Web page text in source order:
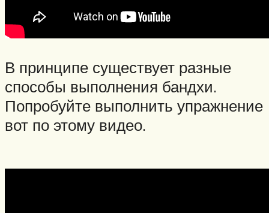
В принципе существует разные
способы выполнения бандхи.
Попробуйте выполнить упражнение
вот по этому видео.